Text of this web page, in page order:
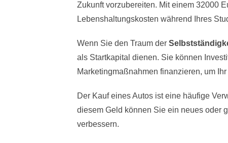
Zukunft vorzubereiten. Mit einem 32000
Lebenshaltungskosten während Ihres
Wenn Sie den Traum der
als Startkapital dienen. Sie können
Marketingmaßnahmen finanzieren, um
Der Kauf eines Autos ist eine häufige
diesem Geld können Sie ein neues oder
verbessern.